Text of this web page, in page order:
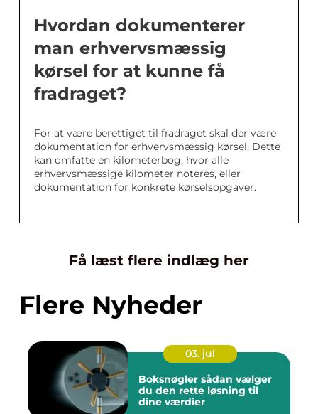
Hvordan dokumenterer
man erhvervsmæssig
kørsel for at kunne få
fradraget?
For at være berettiget til fradraget skal der være
dokumentation for erhvervsmæssig kørsel. Dette
kan omfatte en kilometerbog, hvor alle
erhvervsmæssige kilometer noteres, eller
dokumentation for konkrete kørselsopgaver.
Få læst flere indlæg her
Flere Nyheder
03. jul
Boksnøgler sådan vælger
du den rette løsning til
dine værdier